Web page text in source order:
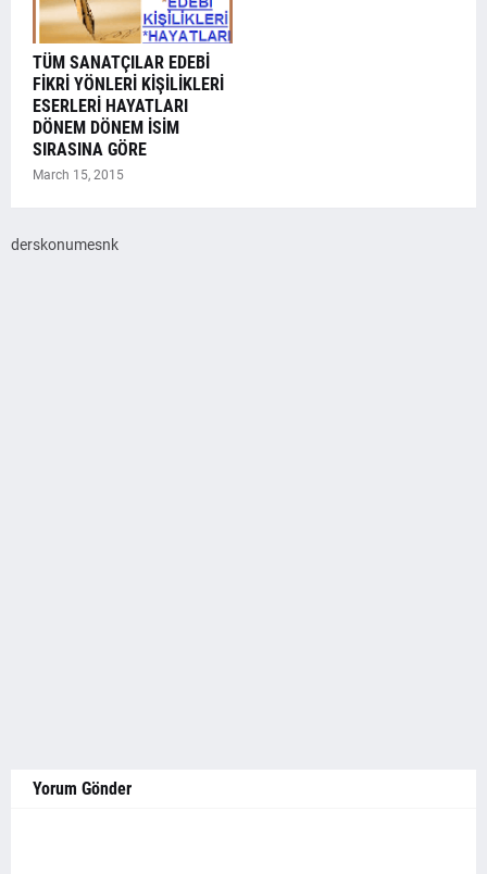
TÜM SANATÇILAR EDEBİ
FİKRİ YÖNLERİ KİŞİLİKLERİ
ESERLERİ HAYATLARI
DÖNEM DÖNEM İSİM
SIRASINA GÖRE
March 15, 2015
derskonumesnk
Yorum Gönder